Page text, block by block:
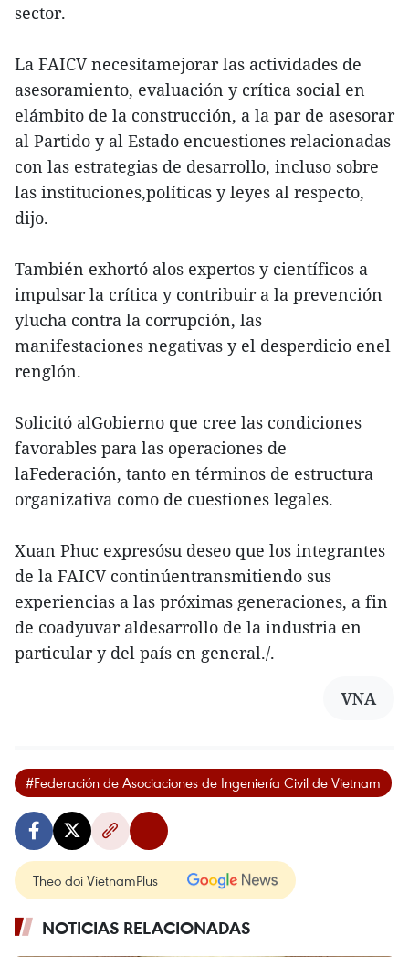
sector.
La FAICV necesitamejorar las actividades de
asesoramiento, evaluación y crítica social en
elámbito de la construcción, a la par de asesorar
al Partido y al Estado encuestiones relacionadas
con las estrategias de desarrollo, incluso sobre
las instituciones,políticas y leyes al respecto,
dijo.
También exhortó alos expertos y científicos a
impulsar la crítica y contribuir a la prevención
ylucha contra la corrupción, las
manifestaciones negativas y el desperdicio enel
renglón.
Solicitó alGobierno que cree las condiciones
favorables para las operaciones de
laFederación, tanto en términos de estructura
organizativa como de cuestiones legales.
Xuan Phuc expresósu deseo que los integrantes
de la FAICV continúentransmitiendo sus
experiencias a las próximas generaciones, a fin
de coadyuvar aldesarrollo de la industria en
particular y del país en general./.
VNA
#Federación de Asociaciones de Ingeniería Civil de Vietnam
Theo dõi VietnamPlus
NOTICIAS RELACIONADAS